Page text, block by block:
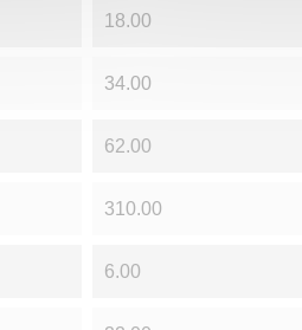
18.00
34.00
62.00
310.00
6.00